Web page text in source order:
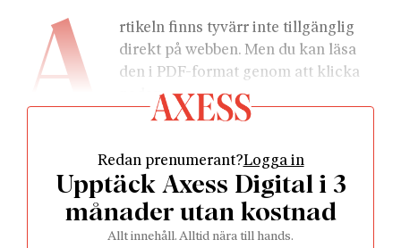
A
rtikeln finns tyvärr inte tillgänglig
direkt på webben. Men du kan läsa
den i PDF-format genom att klicka
nedan.
				Läs som PDF
Redan prenumerant?Logga in
Upptäck Axess Digital i 3
månader utan kostnad
Allt innehåll. Alltid nära till hands.